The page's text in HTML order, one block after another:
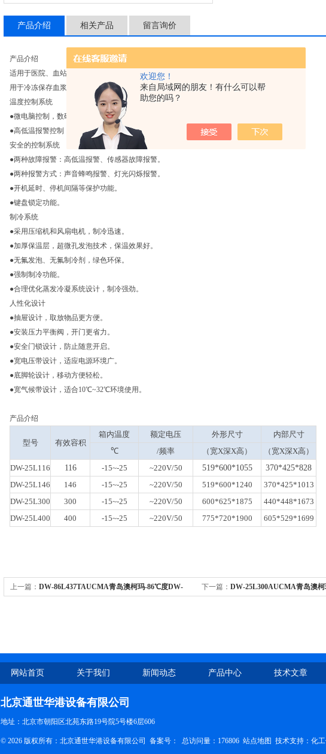
欢迎您！
来自局域网的朋友！有什么可以帮
助您的吗？
产品介绍 相关产品 留言询价
产品介绍
适用于医院、血站、疾病防控、畜牧系统和科研院所、电子、化工等实验室。
用于冷冻保存血浆、试剂、疫苗、生物材料等。
温度控制系统
●微电脑控制，数码温度显示，箱内温度-10℃~-25℃可调。
●高低温报警控制，可根据需要设定报警温度点。
安全的控制系统
●两种故障报警：高低温报警、传感器故障报警。
●两种报警方式：声音蜂鸣报警、灯光闪烁报警。
●开机延时、停机间隔等保护功能。
●键盘锁定功能。
制冷系统
●采用压缩机和风扇电机，制冷迅速。
●加厚保温层，超微孔发泡技术，保温效果好。
●无氟发泡、无氟制冷剂，绿色环保。
●强制制冷功能。
●合理优化蒸发冷凝系统设计，制冷强劲。
人性化设计
●抽屉设计，取放物品更方便。
●安装压力平衡阀，开门更省力。
●安全门锁设计，防止随意开启。
●宽电压带设计，适应电源环境广。
●底脚轮设计，移动方便轻松。
●宽气候带设计，适合10℃~32℃环境使用。
产品介绍
型号 有效容积
箱内温度 额定电压 外形尺寸
内部尺寸
℃
/频率 （宽X深X高）
（宽X深X高）
DW-25L116
116 -15~-25 ~220V/50 519*600*1055
370*425*828
DW-25L146
146 -15~-25 ~220V/50 519*600*1240
370*425*1013
DW-25L300
300 -15~-25 ~220V/50 600*625*1875
440*448*1673
DW-25L400
400 -15~-25 ~220V/50 775*720*1900 605*529*1699
上一篇： DW-86L437TAUCMA青岛澳柯玛-86℃度DW- 下一篇： DW-25L300AUCMA青岛澳柯
网站首页 关于我们 新闻动态 产品中心 技术文章
北京通世华港设备有限公司
地址：北京市朝阳区北苑东路19号院5号楼6层606
© 2026 版权所有：北京通世华港设备有限公司 备案号： 总访问量：176806 站点地图 技术支持： 化